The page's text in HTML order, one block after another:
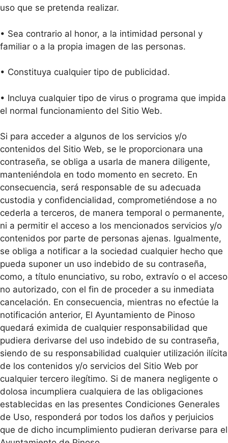
uso que se pretenda realizar.
• Sea contrario al honor, a la intimidad personal y
familiar o a la propia imagen de las personas.
• Constituya cualquier tipo de publicidad.
• Incluya cualquier tipo de virus o programa que impida
el normal funcionamiento del Sitio Web.
Si para acceder a algunos de los servicios y/o
contenidos del Sitio Web, se le proporcionara una
contraseña, se obliga a usarla de manera diligente,
manteniéndola en todo momento en secreto. En
consecuencia, será responsable de su adecuada
custodia y confidencialidad, comprometiéndose a no
cederla a terceros, de manera temporal o permanente,
ni a permitir el acceso a los mencionados servicios y/o
contenidos por parte de personas ajenas. Igualmente,
se obliga a notificar a la sociedad cualquier hecho que
pueda suponer un uso indebido de su contraseña,
como, a título enunciativo, su robo, extravío o el acceso
no autorizado, con el fin de proceder a su inmediata
cancelación. En consecuencia, mientras no efectúe la
notificación anterior, El Ayuntamiento de Pinoso
quedará eximida de cualquier responsabilidad que
pudiera derivarse del uso indebido de su contraseña,
siendo de su responsabilidad cualquier utilización ilícita
de los contenidos y/o servicios del Sitio Web por
cualquier tercero ilegítimo. Si de manera negligente o
dolosa incumpliera cualquiera de las obligaciones
establecidas en las presentes Condiciones Generales
de Uso, responderá por todos los daños y perjuicios
que de dicho incumplimiento pudieran derivarse para el